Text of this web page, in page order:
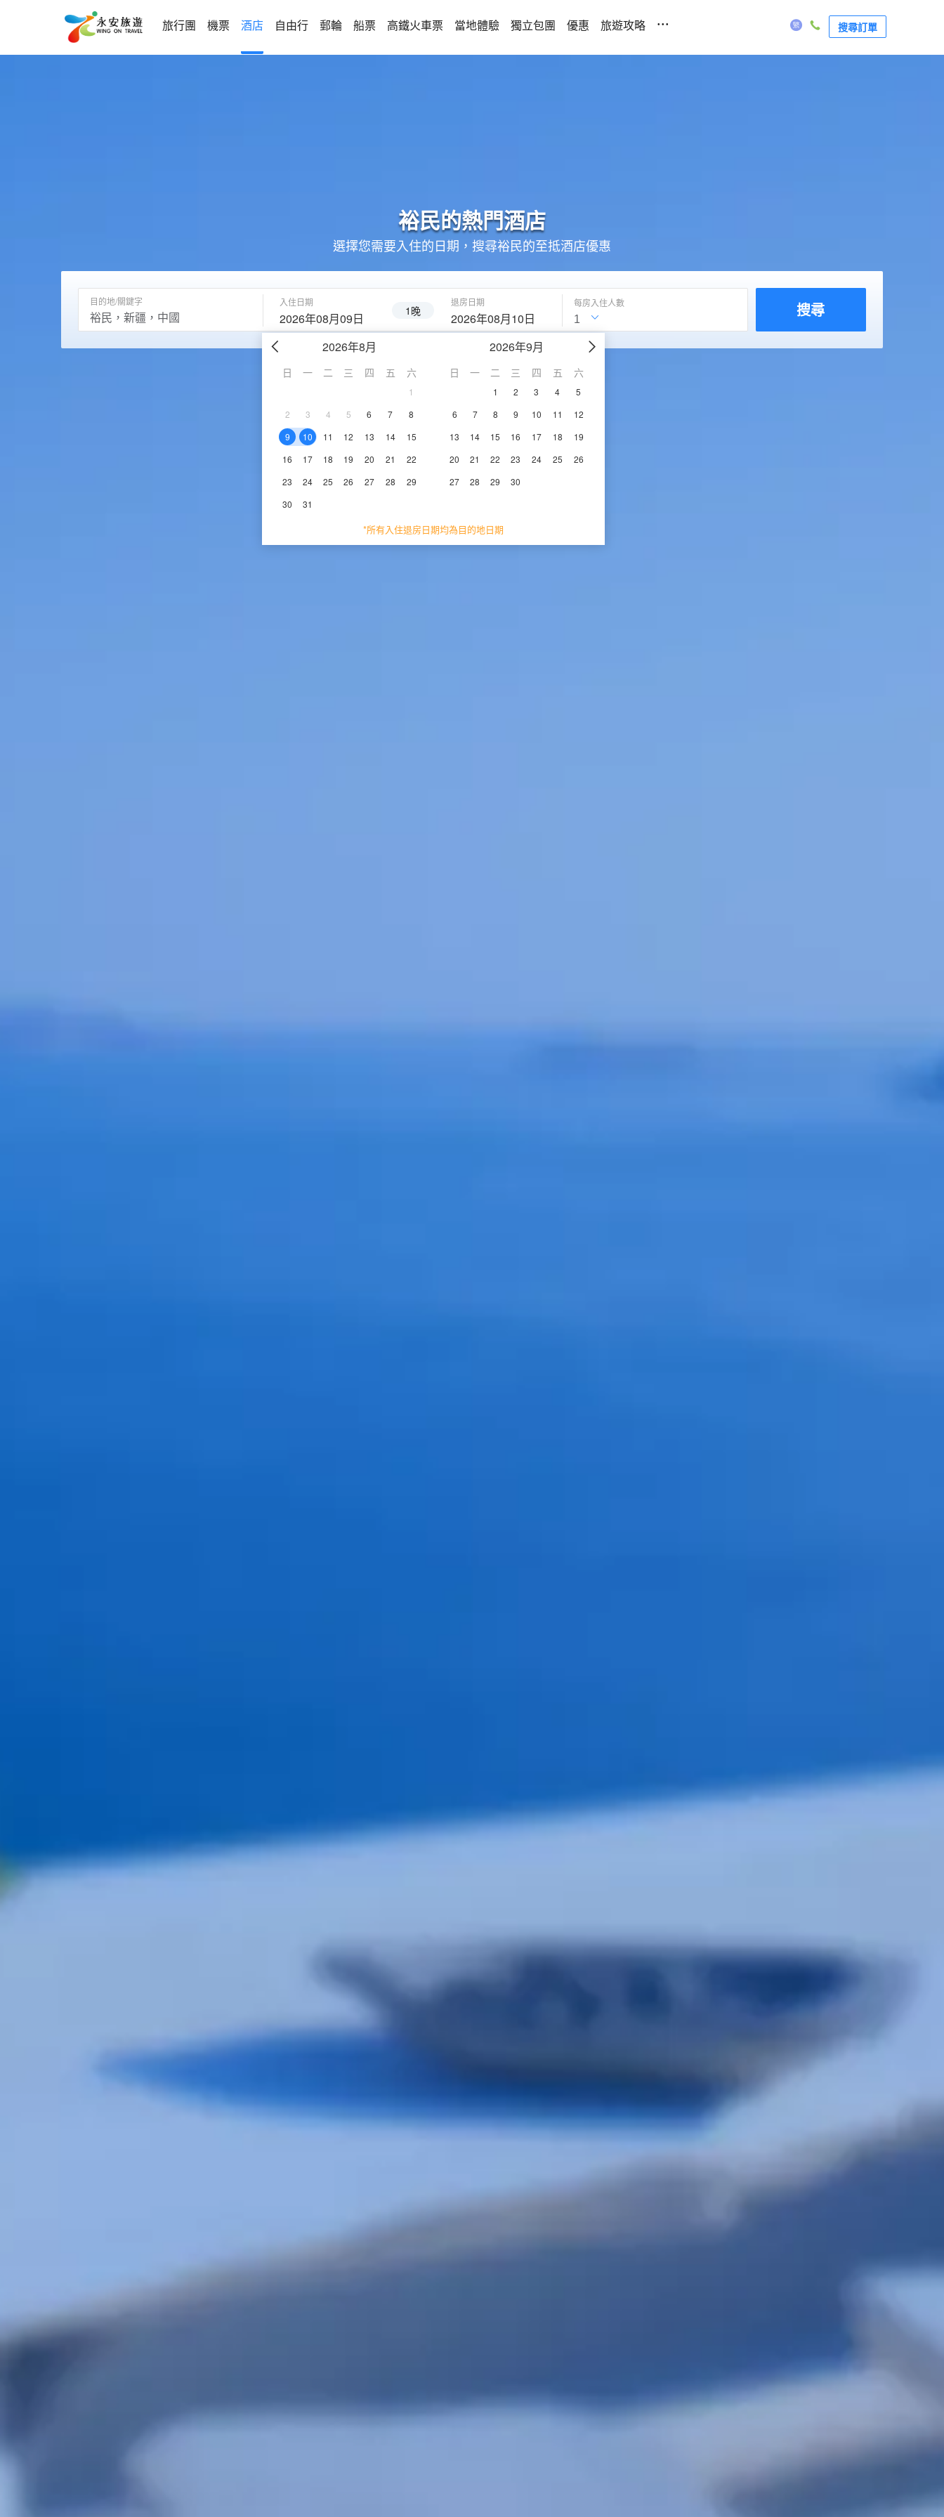
旅行團 機票 酒店 自由行 郵輪 船票 高鐵火車票 當地體驗 獨立包團 優惠 旅遊攻略 ... 搜尋訂單
裕民的熱門酒店
選擇您需要入住的日期，搜尋裕民的至抵酒店優惠
目的地/關鍵字 入住日期
2026年08月09日 1晚
退房日期
2026年08月10日
2026年8月
日 一 二 三 四 五 六
1
2
3 4 5 6 7
8
9
10 11 12 13 14
15
16
17 18 19 20 21
22
23
24 25 26 27 28
29
30
31
2026年9月
日 一 二 三 四 五 六
1 2 3 4
5
6
7 8 9 10 11
12
13
14 15 16 17 18
19
20
21 22 23 24 25
26
27
28 29 30
*所有入住退房日期均為目的地日期
每房入住人數 搜尋